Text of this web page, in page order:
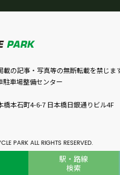
の記事・写真等の無断転載を禁じます
車場整備センター
橋本石町4-6-7 日本橋日銀通りビル4F
PARK ALL RIGHTS RESERVED.
駅・路線
検索